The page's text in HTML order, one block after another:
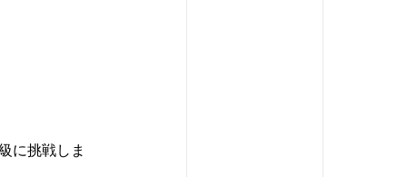
に挑戦しま